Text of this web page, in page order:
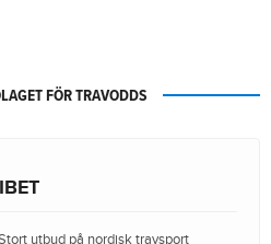
FÖR TRAVODDS
utbud på nordisk travsport